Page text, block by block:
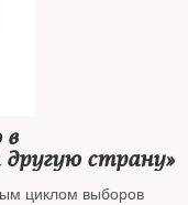
в
страну»
циклом выборов